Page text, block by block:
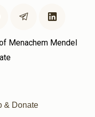
Menachem Mendel
& Donate